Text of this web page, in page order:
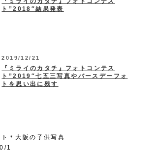
ト”2018″結果発表
2019/12/21
『ミライのカタチ』フォトコンテス
ト”2019″七五三写真やバースデーフォ
トを思い出に残す
＊大阪の子供写真
1